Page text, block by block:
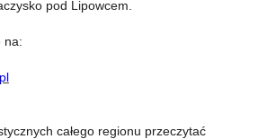
pod Lipowcem.
na:
całego regionu przeczytać